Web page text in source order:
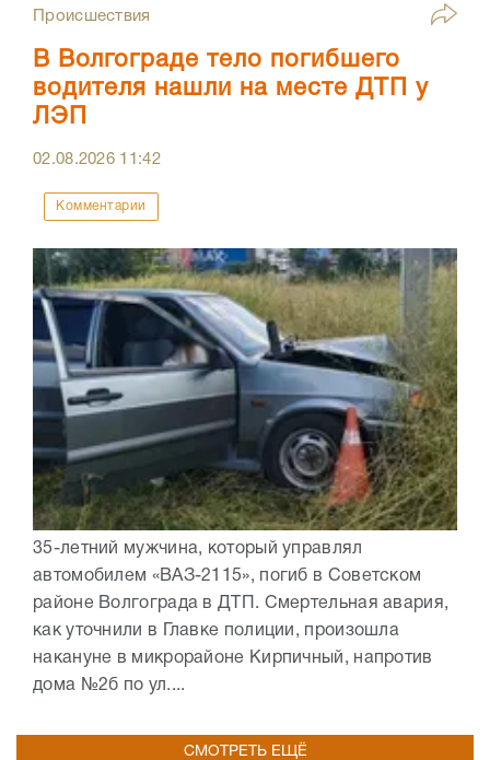
Происшествия
В Волгограде тело погибшего
водителя нашли на месте ДТП у
ЛЭП
02.08.2026 11:42
Комментарии
35-летний мужчина, который управлял
автомобилем «ВАЗ-2115», погиб в Советском
районе Волгограда в ДТП. Смертельная авария,
как уточнили в Главке полиции, произошла
накануне в микрорайоне Кирпичный, напротив
дома №2б по ул....
СМОТРЕТЬ ЕЩЁ